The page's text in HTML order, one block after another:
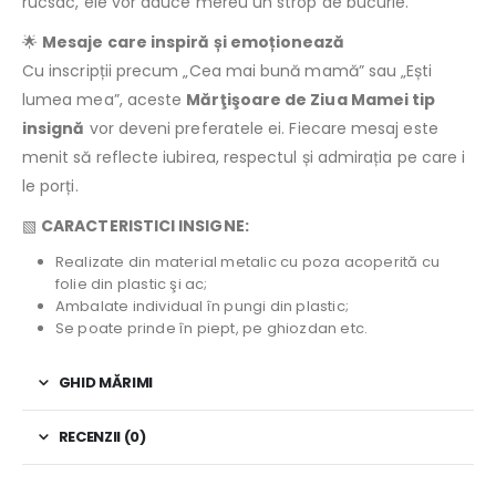
🌟 Mesaje care inspiră și emoționează
Cu inscripții precum „Cea mai bună mamă” sau „Ești
lumea mea”, aceste Mărţişoare de Ziua Mamei tip
insignă vor deveni preferatele ei. Fiecare mesaj este
menit să reflecte iubirea, respectul și admirația pe care i
le porți.
▧ CARACTERISTICI INSIGNE:
Realizate din material metalic cu poza acoperită cu
folie din plastic şi ac;
Ambalate individual în pungi din plastic;
Se poate prinde în piept, pe ghiozdan etc.
GHID MĂRIMI
RECENZII (0)